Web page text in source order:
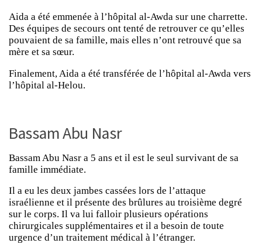
Aida a été emmenée à l’hôpital al-Awda sur une charrette.
Des équipes de secours ont tenté de retrouver ce qu’elles
pouvaient de sa famille, mais elles n’ont retrouvé que sa
mère et sa sœur.
Finalement, Aida a été transférée de l’hôpital al-Awda vers
l’hôpital al-Helou.
Bassam Abu Nasr
Bassam Abu Nasr a 5 ans et il est le seul survivant de sa
famille immédiate.
Il a eu les deux jambes cassées lors de l’attaque
israélienne et il présente des brûlures au troisième degré
sur le corps. Il va lui falloir plusieurs opérations
chirurgicales supplémentaires et il a besoin de toute
urgence d’un traitement médical à l’étranger.